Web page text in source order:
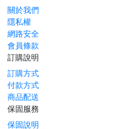
關於我們
隱私權
網路安全
會員條款
訂購說明
訂購方式
付款方式
商品配送
保固服務
保固說明